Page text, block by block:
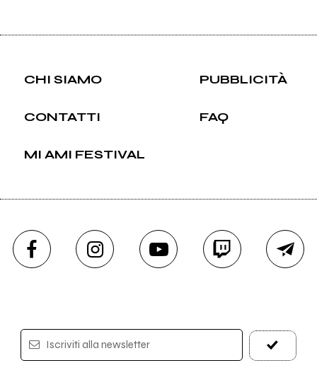
CHI SIAMO PUBBLICITÀ
CONTATTI FAQ
MI AMI FESTIVAL
Iscriviti alla newsletter